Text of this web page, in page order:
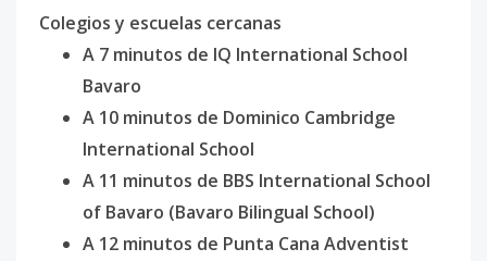
Colegios y escuelas cercanas
A 7 minutos de IQ International School
Bavaro
A 10 minutos de Dominico Cambridge
International School
A 11 minutos de BBS International School
of Bavaro (Bavaro Bilingual School)
A 12 minutos de Punta Cana Adventist